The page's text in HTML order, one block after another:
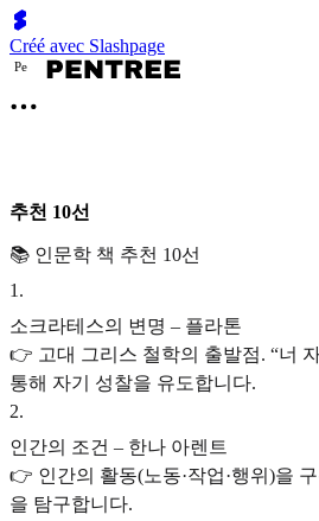
Créé avec Slashpage
Pe
추천 10선
📚 인문학 책 추천 10선
1 .
소크라테스의 변명 – 플라톤
👉 고대 그리스 철학의 출발점. “너
통해 자기 성찰을 유도합니다.
2.
인간의 조건 – 한나 아렌트
👉 인간의 활동(노동·작업·행위)을
을 탐구합니다.